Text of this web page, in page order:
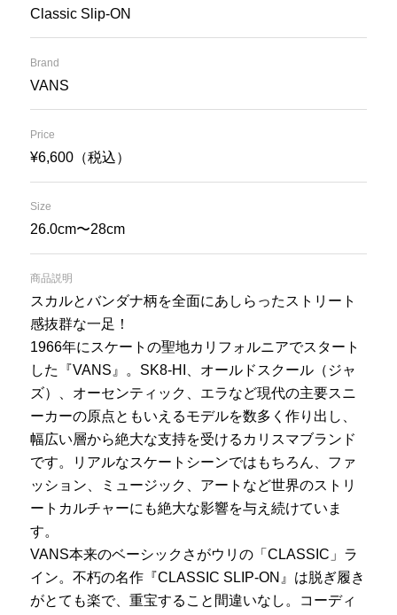
Classic Slip-ON
Brand
VANS
Price
¥6,600（税込）
Size
26.0cm〜28cm
商品説明
スカルとバンダナ柄を全面にあしらったストリート
感抜群な一足！
1966年にスケートの聖地カリフォルニアでスタート
した『VANS』。SK8-HI、オールドスクール（ジャ
ズ）、オーセンティック、エラなど現代の主要スニ
ーカーの原点ともいえるモデルを数多く作り出し、
幅広い層から絶大な支持を受けるカリスマブランド
です。リアルなスケートシーンではもちろん、ファ
ッション、ミュージック、アートなど世界のストリ
ートカルチャーにも絶大な影響を与え続けていま
す。
VANS本来のベーシックさがウリの「CLASSIC」ラ
イン。不朽の名作『CLASSIC SLIP-ON』は脱ぎ履き
がとても楽で、重宝すること間違いなし。コーディ